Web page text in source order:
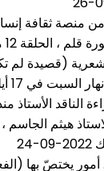
من ناقد وكاتب نهار
بقلم: منذر
منصة ثقافة
(قصيدة لم
الناقد الأستاذ
هيثم الجاسم
2022-09-24
أمور يختصّ بها